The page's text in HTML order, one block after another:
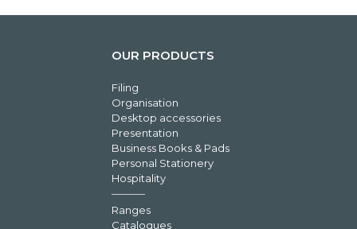
OUR PRODUCTS
Filing
Organisation
Desktop accessories
Presentation
Business Books & Pads
Personal Stationery
Hospitality
Ranges
Catalogues